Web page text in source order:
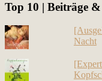
Top 10 | Beiträge &
Nacht